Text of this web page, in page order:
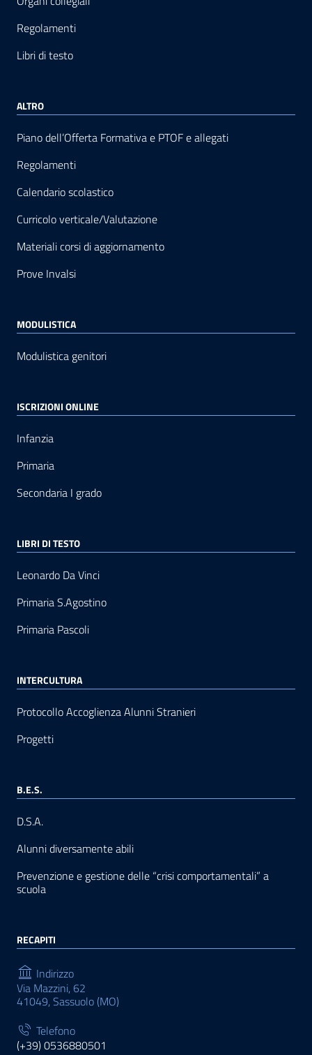
Regolamenti
Libri di testo
ALTRO
Piano dell’Offerta Formativa e PTOF e allegati
Regolamenti
Calendario scolastico
Curricolo verticale/Valutazione
Materiali corsi di aggiornamento
Prove Invalsi
MODULISTICA
Modulistica genitori
ISCRIZIONI ONLINE
Infanzia
Primaria
Secondaria I grado
LIBRI DI TESTO
Leonardo Da Vinci
Primaria S.Agostino
Primaria Pascoli
INTERCULTURA
Protocollo Accoglienza Alunni Stranieri
Progetti
B.E.S.
D.S.A.
Alunni diversamente abili
Prevenzione e gestione delle “crisi comportamentali” a
scuola
RECAPITI
Indirizzo
Via Mazzini, 62
41049, Sassuolo (MO)
Telefono
(+39) 0536880501